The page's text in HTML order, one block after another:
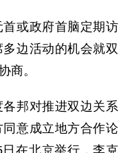
或政府首脑定期访
边活动的机会就双
商。
邦对推进双边关系
意成立地方合作论
在北京举行，李克